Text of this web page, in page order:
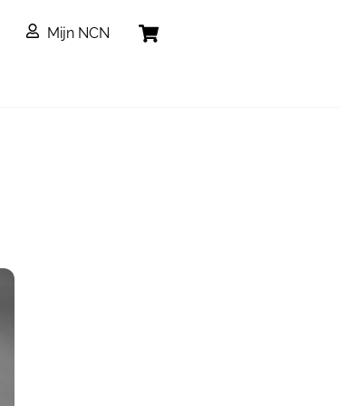
Mijn NCN